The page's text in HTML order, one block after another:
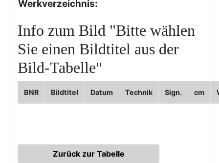
Werkverzeichnis:
Info zum Bild "Bitte wählen
Sie einen Bildtitel aus der
Bild-Tabelle"
BNR Bildtitel Datum Technik Sign. cm